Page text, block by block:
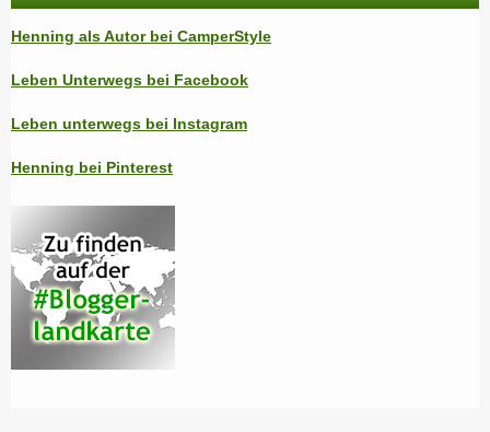
Henning als Autor bei CamperStyle
Leben Unterwegs bei Facebook
Leben unterwegs bei Instagram
Henning bei Pinterest